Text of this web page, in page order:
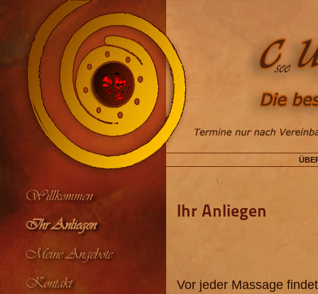
Willkommen
Ihr Anliegen
Meine Angebote
Kontakt
Ihr Anliegen
Vor jeder Massage